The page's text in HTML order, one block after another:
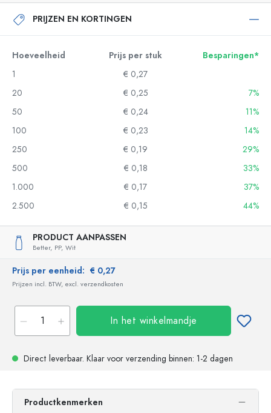
PRIJZEN EN KORTINGEN
Hoeveelheid Prijs per stuk
Besparingen*
1
€ 0,27
20
€ 0,25
7%
50
€ 0,24
11%
100
€ 0,23
14%
250
€ 0,19
29%
500
€ 0,18
33%
1.000
€ 0,17
37%
2.500
€ 0,15 44%
PRODUCT AANPASSEN
Better, PP, Wit
Prijs per eenheid: € 0,27
Prijzen incl. BTW, excl. verzendkosten
In het winkelmandje
Direct leverbaar. Klaar voor verzending binnen: 1-2 dagen
Productkenmerken